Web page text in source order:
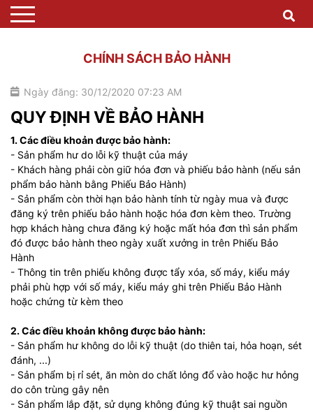
CHÍNH SÁCH BẢO HÀNH
Ngày đăng: 30/12/2020 07:23 AM
QUY ĐỊNH VỀ BẢO HÀNH
1. Các điều khoản được bảo hành:
- Sản phẩm hư do lỗi kỹ thuật của máy
- Khách hàng phải còn giữ hóa đơn và phiếu bảo hành (nếu sản
phẩm bảo hành bằng Phiếu Bảo Hành)
- Sản phẩm còn thời hạn bảo hành tính từ ngày mua và được
đăng ký trên phiếu bảo hành hoặc hóa đơn kèm theo. Trường
hợp khách hàng chưa đăng ký hoặc mất hóa đơn thì sản phẩm
đó được bảo hành theo ngày xuất xưởng in trên Phiếu Bảo
Hành
- Thông tin trên phiếu không được tẩy xóa, số máy, kiểu máy
phải phù hợp với số máy, kiểu máy ghi trên Phiếu Bảo Hành
hoặc chứng từ kèm theo
2. Các điều khoản không được bảo hành:
- Sản phẩm hư không do lỗi kỹ thuật (do thiên tai, hỏa hoạn, sét
đánh, ...)
- Sản phẩm bị rỉ sét, ăn mòn do chất lỏng đổ vào hoặc hư hỏng
do côn trùng gây nên
- Sản phẩm lắp đặt, sử dụng không đúng kỹ thuật sai nguồn